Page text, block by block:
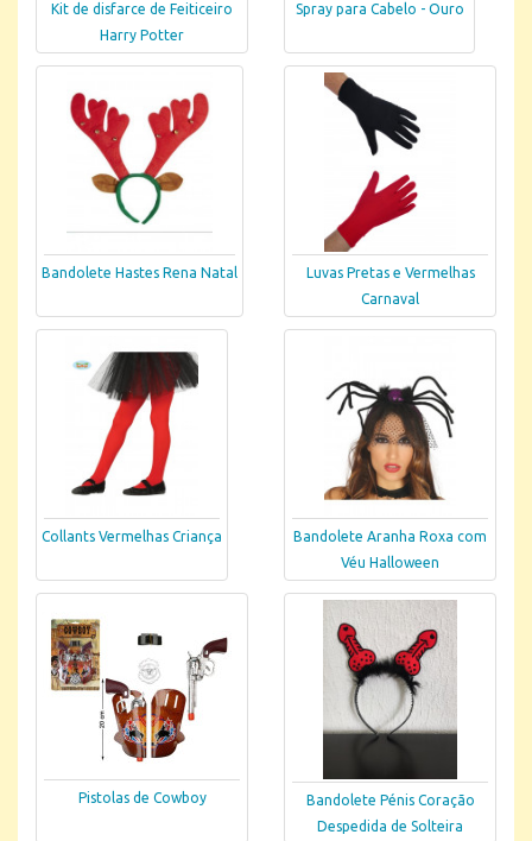
Kit de disfarce de Feiticeiro
Harry Potter
Spray para Cabelo - Ouro
Bandolete Hastes Rena Natal
Luvas Pretas e Vermelhas
Carnaval
Collants Vermelhas Criança
Bandolete Aranha Roxa com
Véu Halloween
Pistolas de Cowboy
Bandolete Pénis Coração
Despedida de Solteira